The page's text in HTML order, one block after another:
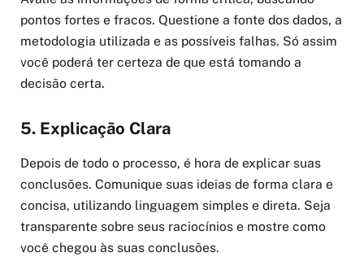
pontos fortes e fracos. Questione a fonte dos dados, a
metodologia utilizada e as possíveis falhas. Só assim
você poderá ter certeza de que está tomando a
decisão certa.
5. Explicação Clara
Depois de todo o processo, é hora de explicar suas
conclusões. Comunique suas ideias de forma clara e
concisa, utilizando linguagem simples e direta. Seja
transparente sobre seus raciocínios e mostre como
você chegou às suas conclusões.